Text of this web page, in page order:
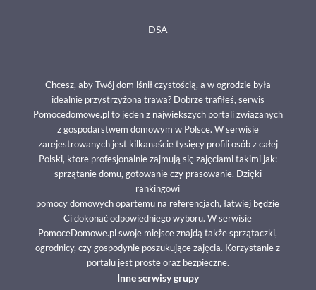
DSA
Chcesz, aby Twój dom lśnił czystością, a w ogrodzie była
idealnie przystrzyżona trawa? Dobrze trafiłeś, serwis
Pomocedomowe.pl to jeden z największych portali związanych
z gospodarstwem domowym w Polsce. W serwisie
zarejestrowanych jest kilkanaście tysięcy profili osób z całej
Polski, ktore profesjonalnie zajmują się zajęciami takimi jak:
sprzątanie domu, gotowanie czy prasowanie. Dzięki
rankingowi
pomocy domowych opartemu na referencjach, łatwiej będzie
Ci dokonać odpowiedniego wyboru. W serwisie
PomoceDomowe.pl swoje miejsce znajdą także sprzątaczki,
ogrodnicy, czy gospodynie poszukujące zajęcia. Korzystanie z
portalu jest proste oraz bezpieczne.
Inne serwisy grupy